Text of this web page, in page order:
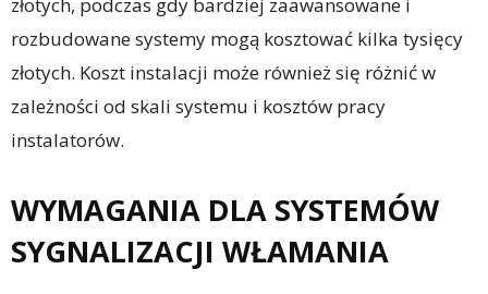
rozbudowane systemy mogą kosztować kilka tysięcy
złotych. Koszt instalacji może również się różnić w
zależności od skali systemu i kosztów pracy
instalatorów.
WYMAGANIA DLA SYSTEMÓW
SYGNALIZACJI WŁAMANIA